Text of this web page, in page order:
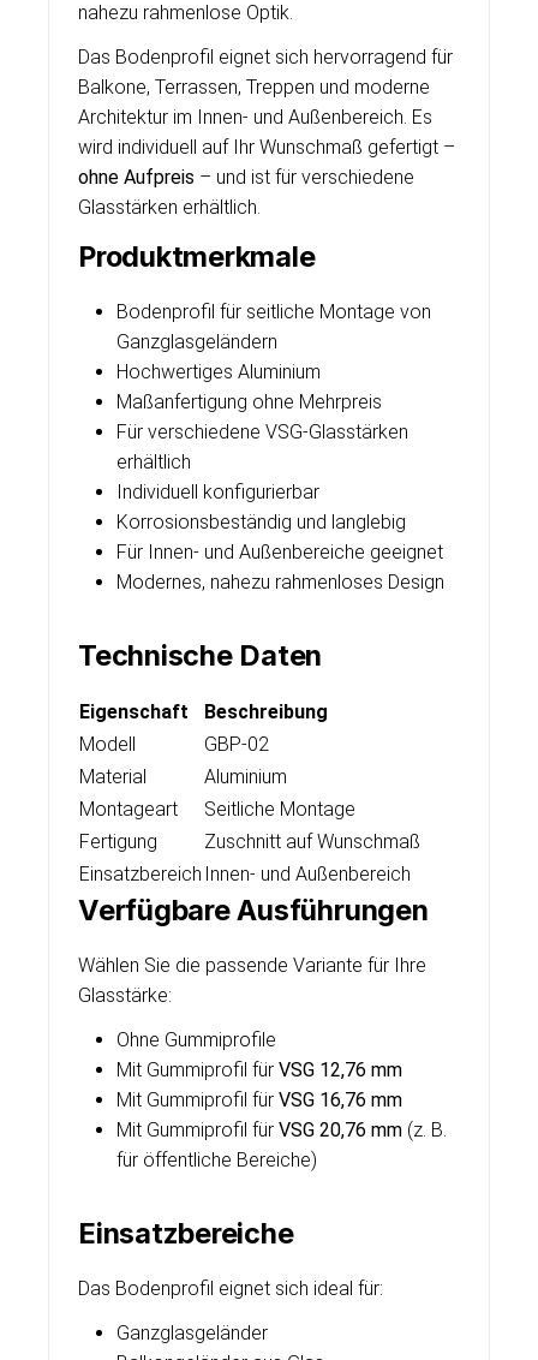
nahezu rahmenlose Optik.
Das Bodenprofil eignet sich hervorragend für
Balkone, Terrassen, Treppen und moderne
Architektur im Innen- und Außenbereich. Es
wird individuell auf Ihr Wunschmaß gefertigt –
ohne Aufpreis – und ist für verschiedene
Glasstärken erhältlich.
Produktmerkmale
Bodenprofil für seitliche Montage von
Ganzglasgeländern
Hochwertiges Aluminium
Maßanfertigung ohne Mehrpreis
Für verschiedene VSG-Glasstärken
erhältlich
Individuell konfigurierbar
Korrosionsbeständig und langlebig
Für Innen- und Außenbereiche geeignet
Modernes, nahezu rahmenloses Design
Technische Daten
Eigenschaft
Beschreibung
Modell
GBP-02
Material
Aluminium
Montageart
Seitliche Montage
Fertigung
Zuschnitt auf Wunschmaß
Einsatzbereich Innen- und Außenbereich
Verfügbare Ausführungen
Wählen Sie die passende Variante für Ihre
Glasstärke:
Ohne Gummiprofile
Mit Gummiprofil für VSG 12,76 mm
Mit Gummiprofil für VSG 16,76 mm
Mit Gummiprofil für VSG 20,76 mm (z. B.
für öffentliche Bereiche)
Einsatzbereiche
Das Bodenprofil eignet sich ideal für:
Ganzglasgeländer